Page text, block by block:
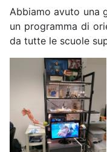
Abbiamo avuto una
un programma di
da tutte le scuole